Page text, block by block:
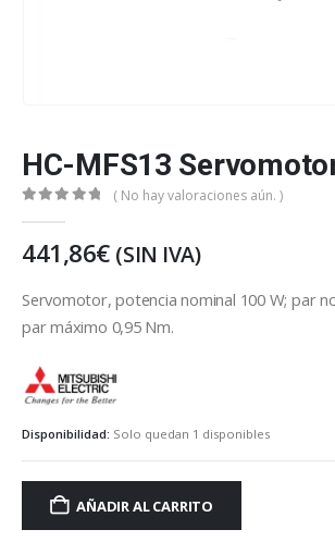
HC-MFS13
( No hay valoraciones aún. )
441,86€ (SIN IVA)
Servomotor, potencia nominal 100 W; par
par máximo 0,95 Nm.
Disponibilidad: Solo quedan 1 disponibles
AÑADIR AL CARRITO